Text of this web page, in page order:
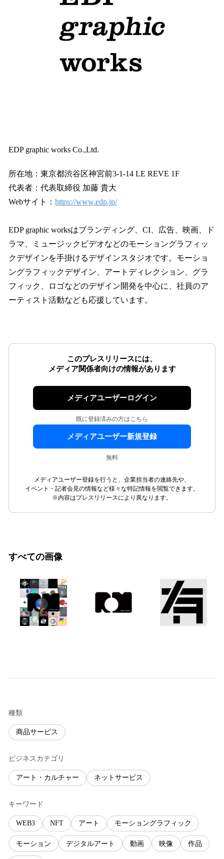
EDP graphic works Co.,Ltd.
所在地：東京都渋谷区神宮前3-1-14 LE REVE 1F
代表者：代表取締役 加藤 貴大
Webサイト： https://www.edp.jp/
EDP graphic worksはブランディング、CI、広告、映画、ド
ラマ、ミュージックビデオなどのモーショングラフィッ
クデザインを手掛けるデザインスタジオです。モーショ
ングラフィックデザイン、アートディレクション、グラ
フィック、ロゴなどのデザイン開発を中心に、社員のア
ーティスト活動なども応援しています。
このプレスリリースには、
メディア関係者向けの情報があります
メディアユーザーログイン
既に登録済みの方はこちら
メディアユーザー新規登録
無料
メディアユーザー登録を行うと、企業担当者の連絡先や、
イベント・記者会見の情報など様々な特記情報を閲覧できます。
※内容はプレスリリースにより異なります。
すべての画像
種類
商品サービス
ビジネスカテゴリ
アート・カルチャー ネットサービス
キーワード
WEB3 NFT アート モーショングラフィック
モーション デジタルアート 動画 映像 作品